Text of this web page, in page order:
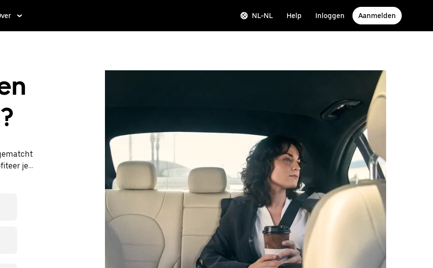
NL-NL Help Inloggen Aanmelden
je
prijzen